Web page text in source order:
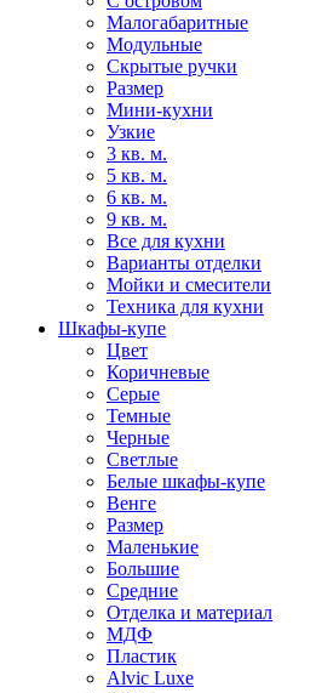
Малогабаритные
Модульные
Скрытые ручки
Размер
Мини-кухни
Узкие
3 кв. м.
5 кв. м.
6 кв. м.
9 кв. м.
Все для кухни
Варианты отделки
Мойки и смесители
Техника для кухни
Шкафы-купе
Цвет
Коричневые
Серые
Темные
Черные
Светлые
Белые шкафы-купе
Венге
Размер
Маленькие
Большие
Средние
Отделка и материал
МДФ
Пластик
Alvic Luxe